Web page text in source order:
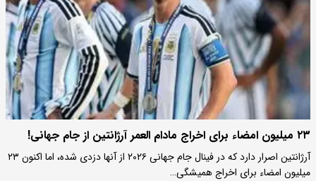
۲۳ میلیون امضاء برای اخراج مادام العمر آرژانتین از جام جهانی!
آرژانتین اصرار دارد که در فینال جام جهانی ۲۰۲۶ از آنها دزدی شده، اما اکنون ۲۳
میلیون امضاء برای اخراج همیشگی…